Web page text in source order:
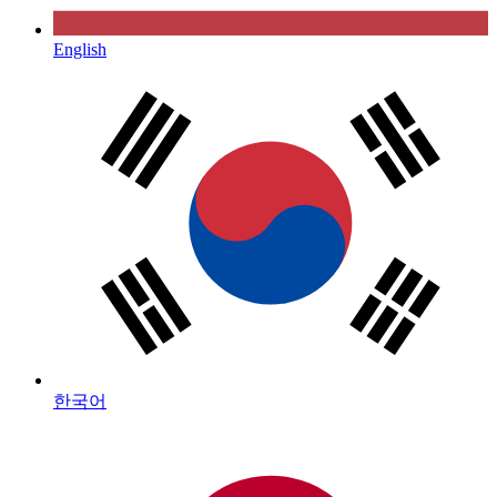
English
한국어